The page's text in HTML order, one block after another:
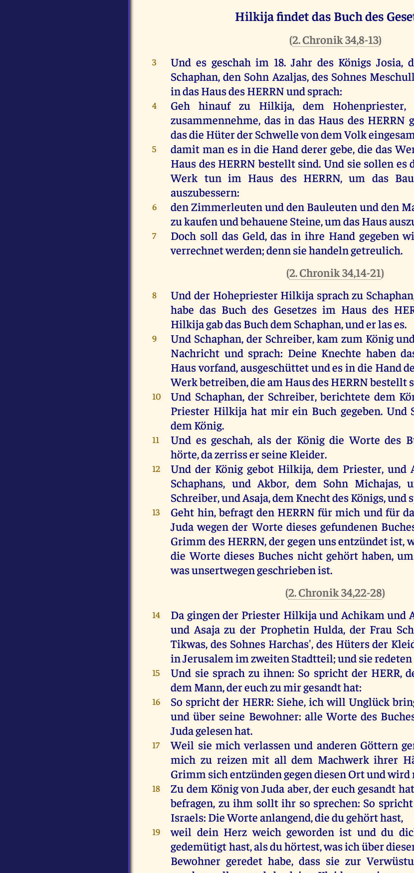
Hilkija findet das Buch des
(2. Chronik 34,8-13)
3 Und es geschah im 18. Jahr des Königs Josia,
Schaphan,den Sohn Azaljas, des Sohnes
indasHausdesHERRNund sprach:
4 Geh hinauf zu Hilkija,dem Hohenpriester,
zusammennehme, das in das Haus des HERRN
dasdie HüterderSchwellevondem Volk
5 damit man es in die Hand derer gebe, die das
Haus des HERRN bestellt sind. Und sie sollen es
Werk tun im Haus des HERRN,um das
auszubessern:
6 den Zimmerleuten und den Bauleuten und den
zu kaufenundbehauene Steine,um dasHaus
7 Doch soll das Geld,das in ihre Hand gegeben
verrechnetwerden;denn siehandelngetreulich.
(2. Chronik 34,14-21)
8 Und der HohepriesterHilkija sprach zu
habe das Buch des Gesetzes im Haus des
HilkijagabdasBuchdem Schaphan,underlases.
9 Und Schaphan, der Schreiber,kam zum Königund
Nachricht und sprach: Deine Knechte haben
Hausvorfand,ausgeschüttetundesin die Hand
Werkbetreiben,dieam HausdesHERRNbestellt
10 Und Schaphan,der Schreiber, berichtete dem
Priester Hilkija hat mir ein Buch gegeben. Und
dem König.
11 Und es geschah, als der König die Worte des
hörte,dazerrisserseine Kleider.
12 Und der König gebot Hilkija,dem Priester, und
Schaphans, und Akbor, dem Sohn Michajas,
Schreiber,und Asaja,dem KnechtdesKönigs,und
13 Geht hin,befragt den HERRN für mich und für
Juda wegen der Worte diesesgefundenen
Grimm des HERRN,dergegen unsentzündetist,
die Worte dieses Buches nicht gehört haben,um
wasunsertwegengeschriebenist.
(2. Chronik 34,22-28)
14 Da gingen der Priester Hilkijaund Achikamund
und Asaja zu der Prophetin Hulda, der Frau
Tikwas,des Sohnes Harchas', des Hüters der
inJerusalem im zweiten Stadtteil;und sieredeten
15 Und sie sprach zu ihnen: So spricht der HERR,
dem Mann,dereuchzu mirgesandthat:
16 So spricht der HERR: Siehe, ich will Unglück
und über seine Bewohner: alle Worte des
Judagelesenhat.
17 Weil sie mich verlassen und anderen Göttern
mich zu reizen mit all dem Machwerkihrer
Grimm sichentzündengegendiesen Ortundwird
18 Zu dem Königvon Juda aber,dereuch gesandt hat
befragen, zu ihm sollt ihr so sprechen: So spricht
Israels: DieWorteanlangend,diedu gehörthast,
19 weil dein Herz weich geworden ist und du
gedemütigthast,alsdu hörtest,wasichüber
Bewohner geredet habe, dass sie zur